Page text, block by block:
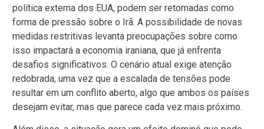
política externa dos EUA, podem ser retomadas como
forma de pressão sobre o Irã. A possibilidade de novas
medidas restritivas levanta preocupações sobre como
isso impactará a economia iraniana, que já enfrenta
desafios significativos. O cenário atual exige atenção
redobrada, uma vez que a escalada de tensões pode
resultar em um conflito aberto, algo que ambos os países
desejam evitar, mas que parece cada vez mais próximo.